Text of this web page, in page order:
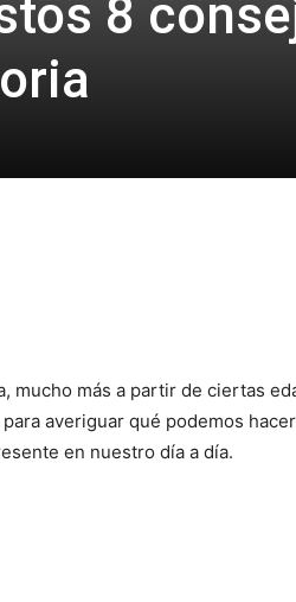
8
mucho más a partir de ciertas
averiguar qué podemos
en nuestro día a día.